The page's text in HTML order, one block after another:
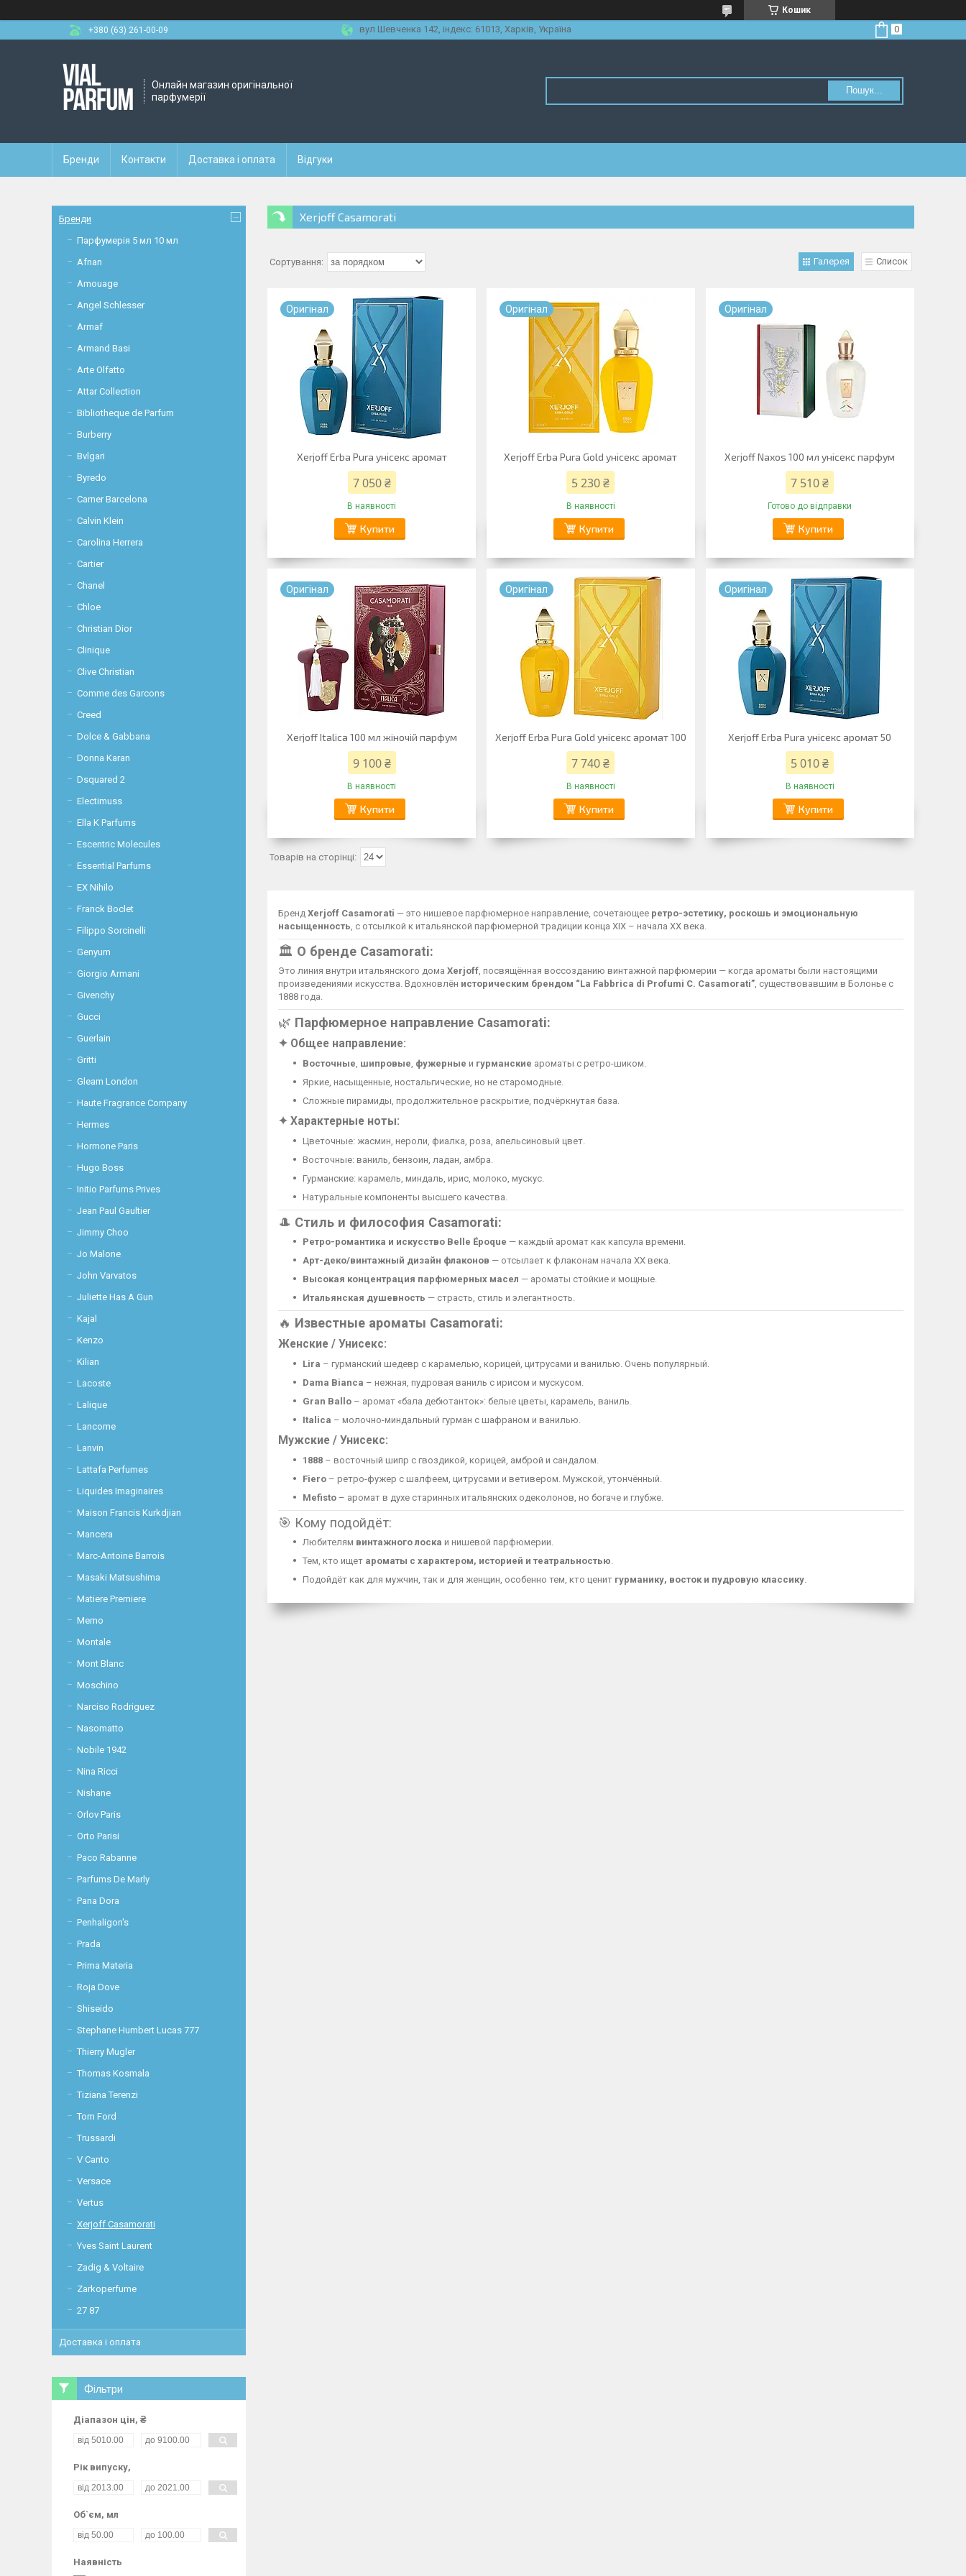
Кошик
+380 (63) 261-00-09
вул Шевченка 142, iндекс: 61013, Харків, Україна
Онлайн магазин оригінальної
парфумерії
Пошук...
Бренди Контакти Доставка і оплата Відгуки
Xerjoff Casamorati
Галерея Список
Оригiнал
Xerjoff Erba Pura унісекс аромат
7 050 ₴
В наявності
Купити
Оригiнал
Xerjoff Erba Pura Gold унісекс аромат
5 230 ₴
В наявності
Купити
Оригiнал
Xerjoff Naxos 100 мл унісекс парфум
7 510 ₴
Готово до відправки
Купити
Оригiнал
Xerjoff Italica 100 мл жіночій парфум
9 100 ₴
В наявності
Купити
Оригiнал
Xerjoff Erba Pura Gold унісекс аромат 100
7 740 ₴
В наявності
Купити
Оригiнал
Xerjoff Erba Pura унісекс аромат 50
5 010 ₴
В наявності
Купити
Бренд Xerjoff Casamorati — это нишевое парфюмерное направление, сочетающее ретро-эстетику, роскошь и эмоциональную
насыщенность, с отсылкой к итальянской парфюмерной традиции конца XIX – начала XX века.
🏛️ О бренде Casamorati:
Это линия внутри итальянского дома Xerjoff, посвящённая воссозданию винтажной парфюмерии — когда ароматы были настоящими
произведениями искусства. Вдохновлён историческим брендом “La Fabbrica di Profumi C. Casamorati”, существовавшим в Болонье с
1888 года.
🌿 Парфюмерное направление Casamorati:
✦ Общее направление:
Восточные шипровые фужерные и гурманские ароматы с ретро-шиком.
Яркие, насыщенные, ностальгические, но не старомодные.
Сложные пирамиды, продолжительное раскрытие, подчёркнутая база.
✦ Характерные ноты:
Цветочные: жасмин, нероли, фиалка, роза, апельсиновый цвет.
Восточные: ваниль, бензоин, ладан, амбра.
Гурманские: карамель, миндаль, ирис, молоко, мускус.
Натуральные компоненты высшего качества.
🎩 Стиль и философия Casamorati:
Ретро-романтика и искусство Belle Époque — каждый аромат как капсула времени.
Арт-деко/винтажный дизайн флаконов — отсылает к флаконам начала XX века.
Высокая концентрация парфюмерных масел — ароматы стойкие и мощные.
Итальянская душевность — страсть, стиль и элегантность.
🔥 Известные ароматы Casamorati:
Женские / Унисекс:
Lira – гурманский шедевр с карамелью, корицей, цитрусами и ванилью. Очень популярный.
Dama Bianca – нежная, пудровая ваниль с ирисом и мускусом.
Gran Ballo – аромат «бала дебютанток»: белые цветы, карамель, ваниль.
Italica – молочно-миндальный гурман с шафраном и ванилью.
Мужские / Унисекс:
1888 – восточный шипр с гвоздикой, корицей, амброй и сандалом.
Fiero – ретро-фужер с шалфеем, цитрусами и ветивером. Мужской, утончённый.
Mefisto – аромат в духе старинных итальянских одеколонов, но богаче и глубже.
🎯 Кому подойдёт:
Любителям винтажного лоска и нишевой парфюмерии.
Тем, кто ищет ароматы с характером, историей и театральностью.
Подойдёт как для мужчин, так и для женщин, особенно тем, кто ценит гурманику, восток и пудровую классику.
Бренди
Парфумерія 5 мл 10 мл
Afnan
Amouage
Angel Schlesser
Armaf
Armand Basi
Arte Olfatto
Attar Collection
Bibliotheque de Parfum
Burberry
Bvlgari
Byredo
Carner Barcelona
Calvin Klein
Carolina Herrera
Cartier
Chanel
Chloe
Christian Dior
Clinique
Clive Christian
Comme des Garcons
Creed
Dolce & Gabbana
Donna Karan
Dsquared 2
Electimuss
Ella K Parfums
Escentric Molecules
Essential Parfums
EX Nihilo
Franck Boclet
Filippo Sorcinelli
Genyum
Giorgio Armani
Givenchy
Gucci
Guerlain
Gritti
Gleam London
Haute Fragrance Company
Hermes
Hormone Paris
Hugo Boss
Initio Parfums Prives
Jean Paul Gaultier
Jimmy Choo
Jo Malone
John Varvatos
Juliette Has A Gun
Kajal
Kenzo
Kilian
Lacoste
Lalique
Lancome
Lanvin
Lattafa Perfumes
Liquides Imaginaires
Maison Francis Kurkdjian
Mancera
Marc-Antoine Barrois
Masaki Matsushima
Matiere Premiere
Memo
Montale
Mont Blanc
Moschino
Narciso Rodriguez
Nasomatto
Nobile 1942
Nina Ricci
Nishane
Orlov Paris
Orto Parisi
Paco Rabanne
Parfums De Marly
Pana Dora
Penhaligon's
Prada
Prima Materia
Roja Dove
Shiseido
Stephane Humbert Lucas 777
Thierry Mugler
Thomas Kosmala
Tiziana Terenzi
Tom Ford
Trussardi
V Canto
Versace
Vertus
Xerjoff Casamorati
Yves Saint Laurent
Zadig & Voltaire
Zarkoperfume
27 87
Доставка і оплата
Фільтри
Діапазон цін, ₴
Рік випуску,
Об`єм, мл
Наявність